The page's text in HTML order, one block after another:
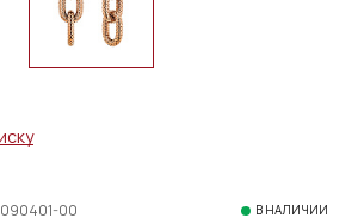
00 В НАЛИЧИИ